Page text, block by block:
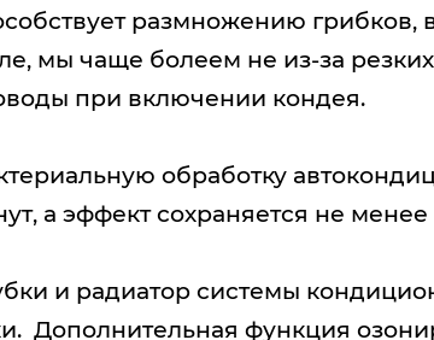
размножению
мы чаще болеем не из-за
при включении кондея.
обработку
а эффект сохраняется не
и радиатор системы
Дополнительная функция